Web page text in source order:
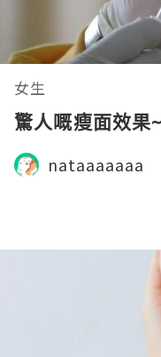
女生
驚人嘅瘦面效果
nataaaaaaa